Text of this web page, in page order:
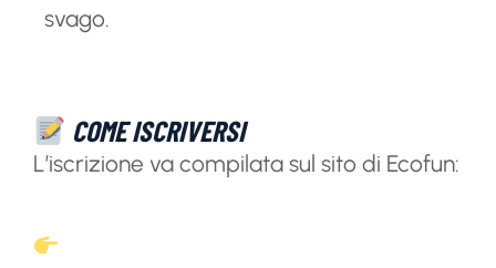
svago.
COME ISCRIVERSI
L’iscrizione va compilata sul sito di Ecofun: